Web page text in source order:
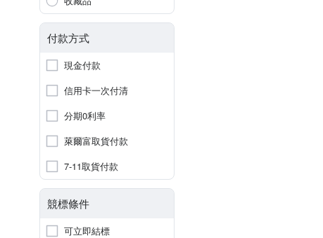
付款方式
現金付款
信用卡一次付清
分期0利率
萊爾富取貨付款
7-11取貨付款
競標條件
可立即結標